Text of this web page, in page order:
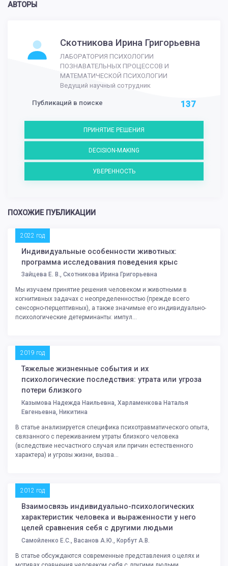
АВТОРЫ
Скотникова Ирина Григорьевна
ЛАБОРАТОРИЯ ПСИХОЛОГИИ
ПОЗНАВАТЕЛЬНЫХ ПРОЦЕССОВ И
МАТЕМАТИЧЕСКОЙ ПСИХОЛОГИИ
Ведущий научный сотрудник
Публикаций в поиске 137
ПРИНЯТИЕ РЕШЕНИЯ
DECISION-MAKING
УВЕРЕННОСТЬ
ПОХОЖИЕ ПУБЛИКАЦИИ
2022 год
Индивидуальные особенности животных:
программа исследования поведения крыс
Зайцева Е. В., Скотникова Ирина Григорьевна
Мы изучаем принятие решения человеком и животными в
когнитивных задачах с неопределенностью (прежде всего
сенсорно-перцептивных), а также значимые его индивидуально-
психологические детерминанты: импул...
2019 год
Тяжелые жизненные события и их
психологические последствия: утрата или угроза
потери близкого
Казымова Надежда Наильевна, Харламенкова Наталья
Евгеньевна, Никитина
В статье анализируется специфика психотравматического опыта,
связанного с переживанием утраты близкого человека
(вследствие несчастного случая или причин естественного
характера) и угрозы жизни, вызва...
2012 год
Взаимосвязь индивидуально-психологических
характеристик человека и выраженности у него
целей сравнения себя с другими людьми
Самойленко Е.С., Васанов А.Ю., Корбут А.В.
В статье обсуждаются современные представления о целях и